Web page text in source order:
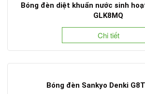
Bóng đèn diệt khuẩn nước sinh
GLK8MQ
Chi tiết
Bóng đèn Sankyo Denki